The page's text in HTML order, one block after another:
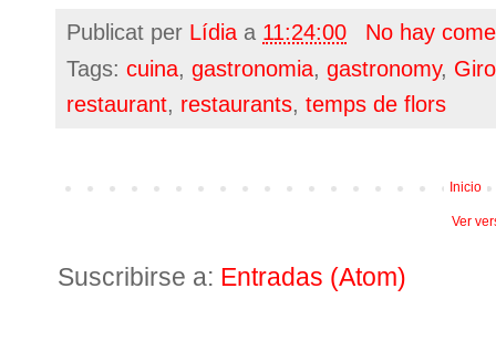
Publicat per Lídia a 11:24:00
No hay
Tags: cuina, gastronomia, gastronomy,
restaurant, restaurants, temps de flors
Inicio
Ver
Suscribirse a: Entradas (Atom)